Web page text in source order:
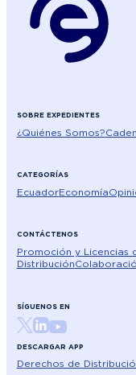
SOBRE EXPEDIENTES
¿Quiénes Somos?
CATEGORÍAS
EcuadorEconomía
CONTÁCTENOS
Promoción y Licencias
Distribución
SÍGUENOS EN
DESCARGAR APP
Derechos de